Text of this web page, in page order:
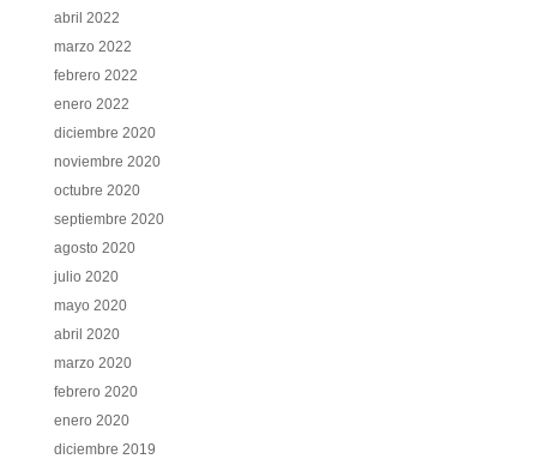
abril 2022
marzo 2022
febrero 2022
enero 2022
diciembre 2020
noviembre 2020
octubre 2020
septiembre 2020
agosto 2020
julio 2020
mayo 2020
abril 2020
marzo 2020
febrero 2020
enero 2020
diciembre 2019